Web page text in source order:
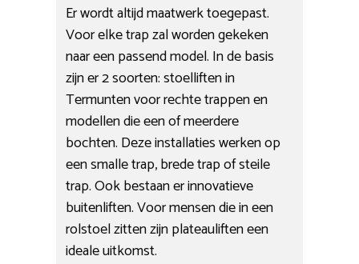
Er wordt altijd maatwerk toegepast.
Voor elke trap zal worden gekeken
naar een passend model. In de basis
zijn er 2 soorten: stoelliften in
Termunten voor rechte trappen en
modellen die een of meerdere
bochten. Deze installaties werken op
een smalle trap, brede trap of steile
trap. Ook bestaan er innovatieve
buitenliften. Voor mensen die in een
rolstoel zitten zijn plateauliften een
ideale uitkomst.